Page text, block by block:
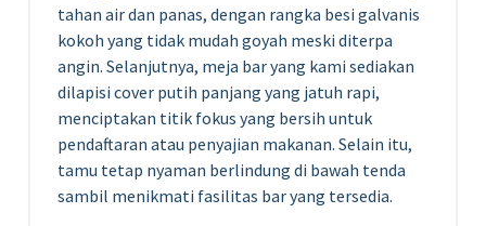
tahan air dan panas, dengan rangka besi galvanis
kokoh yang tidak mudah goyah meski diterpa
angin. Selanjutnya, meja bar yang kami sediakan
dilapisi cover putih panjang yang jatuh rapi,
menciptakan titik fokus yang bersih untuk
pendaftaran atau penyajian makanan. Selain itu,
tamu tetap nyaman berlindung di bawah tenda
sambil menikmati fasilitas bar yang tersedia.